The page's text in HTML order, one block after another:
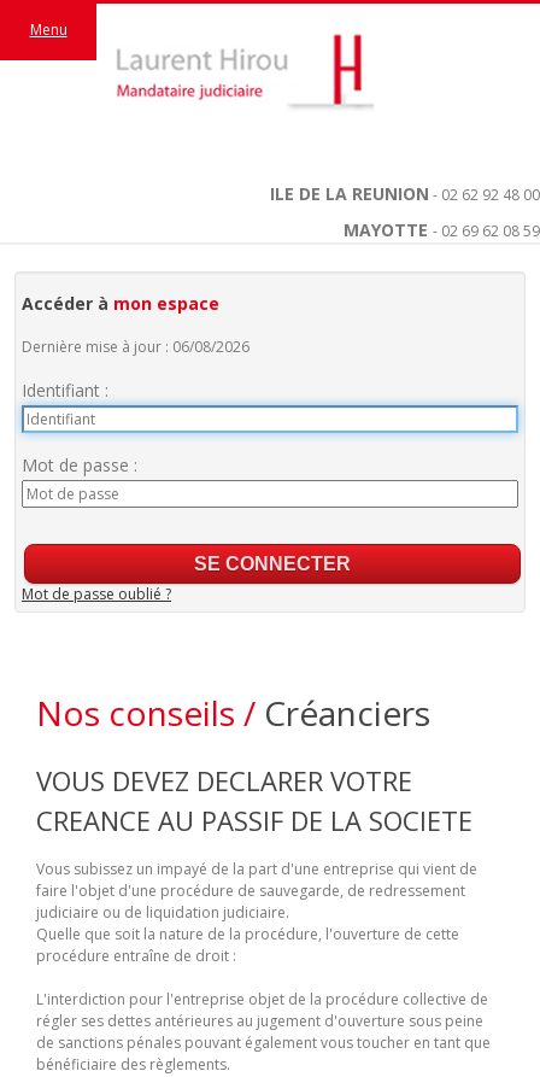
ILE DE LA REUNION - 02 62 92 48 00
MAYOTTE - 02 69 62 08 59
Menu
Accéder à mon espace
Dernière mise à jour : 06/08/2026
Identifiant :
Mot de passe :
Mot de passe oublié ?
Nos conseils / Créanciers
VOUS DEVEZ DECLARER VOTRE
CREANCE AU PASSIF DE LA SOCIETE
Vous subissez un impayé de la part d'une entreprise qui vient de
faire l'objet d'une procédure de sauvegarde, de redressement
judiciaire ou de liquidation judiciaire.
Quelle que soit la nature de la procédure, l'ouverture de cette
procédure entraîne de droit :
L'interdiction pour l'entreprise objet de la procédure collective de
régler ses dettes antérieures au jugement d'ouverture sous peine
de sanctions pénales pouvant également vous toucher en tant que
bénéficiaire des règlements.